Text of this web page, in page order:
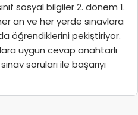
sosyal bilgiler 2. dönem 1.
an ve her yerde sınavlara
öğrendiklerini pekiştiriyor.
uygun cevap anahtarlı
soruları ile başarıyı